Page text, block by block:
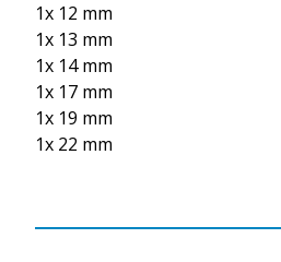
1x 12 mm
1x 13 mm
1x 14 mm
1x 17 mm
1x 19 mm
1x 22 mm